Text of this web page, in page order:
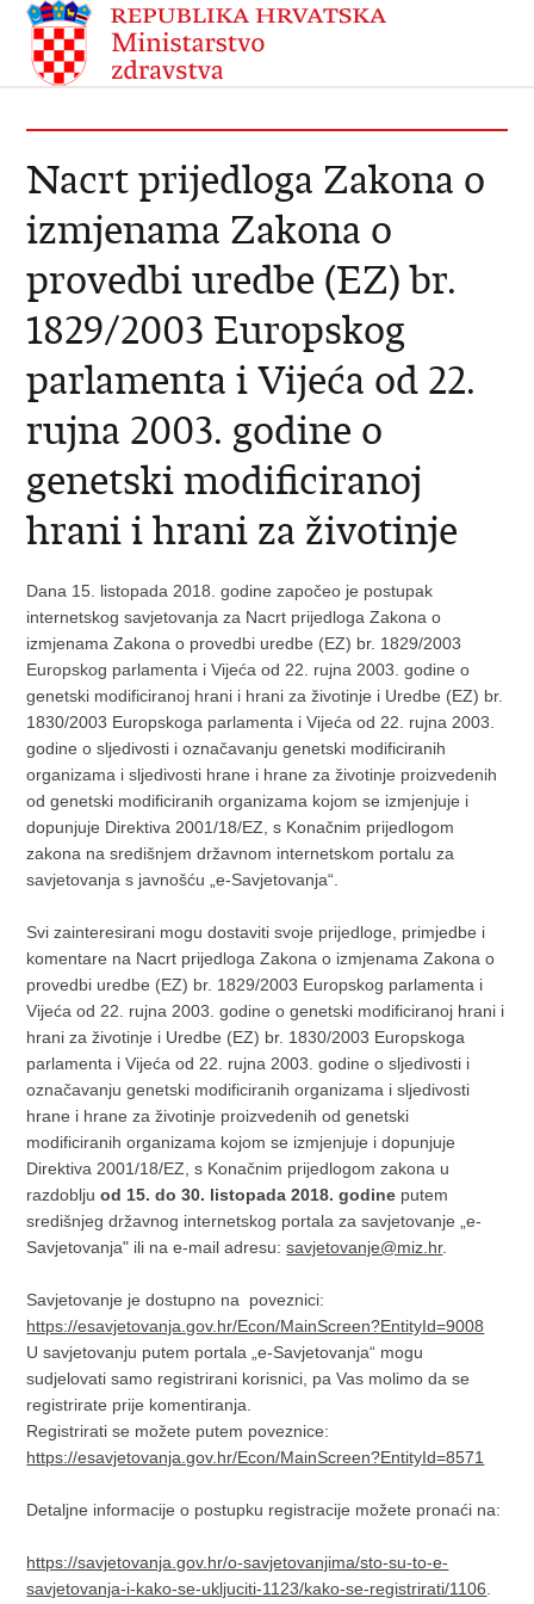
Nacrt prijedloga Zakona o
izmjenama Zakona o
provedbi uredbe (EZ) br.
1829/2003 Europskog
parlamenta i Vijeća od 22.
rujna 2003. godine o
genetski modificiranoj
hrani i hrani za životinje
Dana 15. listopada 2018. godine započeo je postupak
internetskog savjetovanja za Nacrt prijedloga Zakona o
izmjenama Zakona o provedbi uredbe (EZ) br. 1829/2003
Europskog parlamenta i Vijeća od 22. rujna 2003. godine o
genetski modificiranoj hrani i hrani za životinje i Uredbe (EZ) br.
1830/2003 Europskoga parlamenta i Vijeća od 22. rujna 2003.
godine o sljedivosti i označavanju genetski modificiranih
organizama i sljedivosti hrane i hrane za životinje proizvedenih
od genetski modificiranih organizama kojom se izmjenjuje i
dopunjuje Direktiva 2001/18/EZ, s Konačnim prijedlogom
zakona na središnjem državnom internetskom portalu za
savjetovanja s javnošću „e-Savjetovanja“.
Svi zainteresirani mogu dostaviti svoje prijedloge, primjedbe i
komentare na Nacrt prijedloga Zakona o izmjenama Zakona o
provedbi uredbe (EZ) br. 1829/2003 Europskog parlamenta i
Vijeća od 22. rujna 2003. godine o genetski modificiranoj hrani i
hrani za životinje i Uredbe (EZ) br. 1830/2003 Europskoga
parlamenta i Vijeća od 22. rujna 2003. godine o sljedivosti i
označavanju genetski modificiranih organizama i sljedivosti
hrane i hrane za životinje proizvedenih od genetski
modificiranih organizama kojom se izmjenjuje i dopunjuje
Direktiva 2001/18/EZ, s Konačnim prijedlogom zakona u
razdoblju od 15. do 30. listopada 2018. godine putem
središnjeg državnog internetskog portala za savjetovanje „e-
Savjetovanja" ili na e-mail adresu:savjetovanje@miz.hr.
Savjetovanje je dostupno na poveznici:
https://esavjetovanja.gov.hr/Econ/MainScreen?EntityId=9008
U savjetovanju putem portala „e-Savjetovanja“ mogu
sudjelovati samo registrirani korisnici, pa Vas molimo da se
registrirate prije komentiranja.
Registrirati se možete putem poveznice:
https://esavjetovanja.gov.hr/Econ/MainScreen?EntityId=8571
Detaljne informacije o postupku registracije možete pronaći na:
https://savjetovanja.gov.hr/o-savjetovanjima/sto-su-to-e-
savjetovanja-i-kako-se-ukljuciti-1123/kako-se-registrirati/1106